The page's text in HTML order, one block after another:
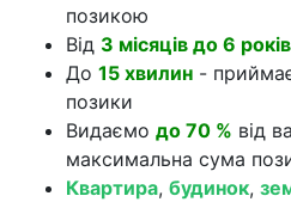
позикою
Від 3 місяців до 6 років
До 15 хвилин -
позики
Видаємо до 70 % від
максимальна сума
Квартира, будинок,